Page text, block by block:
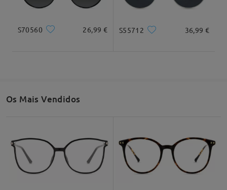
S70560 26,99 € S55712 36,99 €
Os Mais Vendidos